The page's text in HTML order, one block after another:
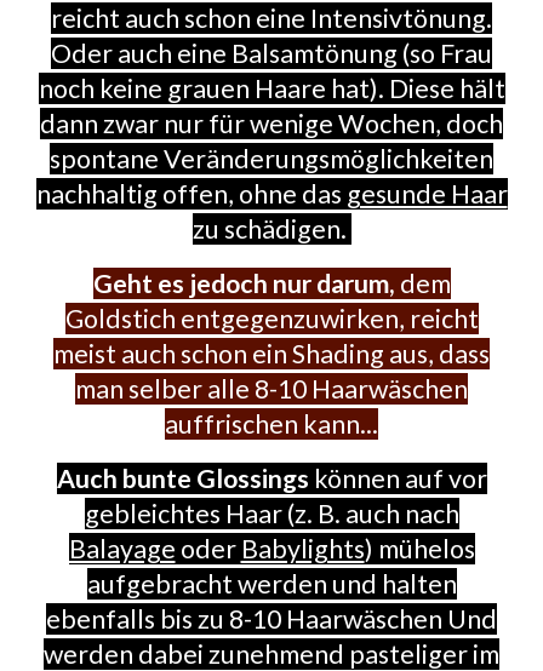
reicht auch schon eine Intensivtönung.
Oder auch eine Balsamtönung (so Frau
noch keine grauen Haare hat). Diese hält
dann zwar nur für wenige Wochen, doch
spontane Veränderungsmöglichkeiten
nachhaltig offen, ohne das gesunde Haar
zu schädigen.
Geht es jedoch nur darum, dem
Goldstich entgegenzuwirken, reicht
meist auch schon ein Shading aus, dass
man selber alle 8-10 Haarwäschen
auffrischen kann...
Auch bunte Glossings können auf vor
gebleichtes Haar (z. B. auch nach
Balayage oder Babylights) mühelos
aufgebracht werden und halten
ebenfalls bis zu 8-10 Haarwäschen Und
werden dabei zunehmend pasteliger im